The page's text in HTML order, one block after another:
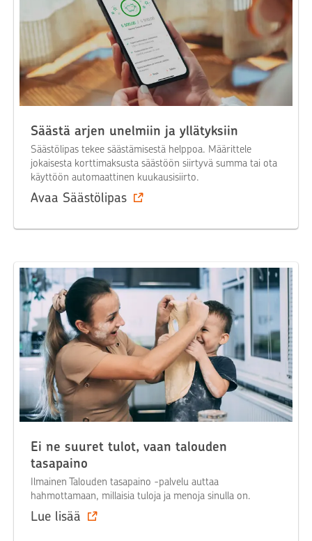
Säästä arjen unelmiin ja yllätyksiin
Säästölipas tekee säästämisestä helppoa. Määrittele
jokaisesta korttimaksusta säästöön siirtyvä summa tai ota
käyttöön automaattinen kuukausisiirto.
Avaa Säästölipas
Ei ne suuret tulot, vaan talouden
tasapaino
Ilmainen Talouden tasapaino -palvelu auttaa
hahmottamaan, millaisia tuloja ja menoja sinulla on.
Lue lisää